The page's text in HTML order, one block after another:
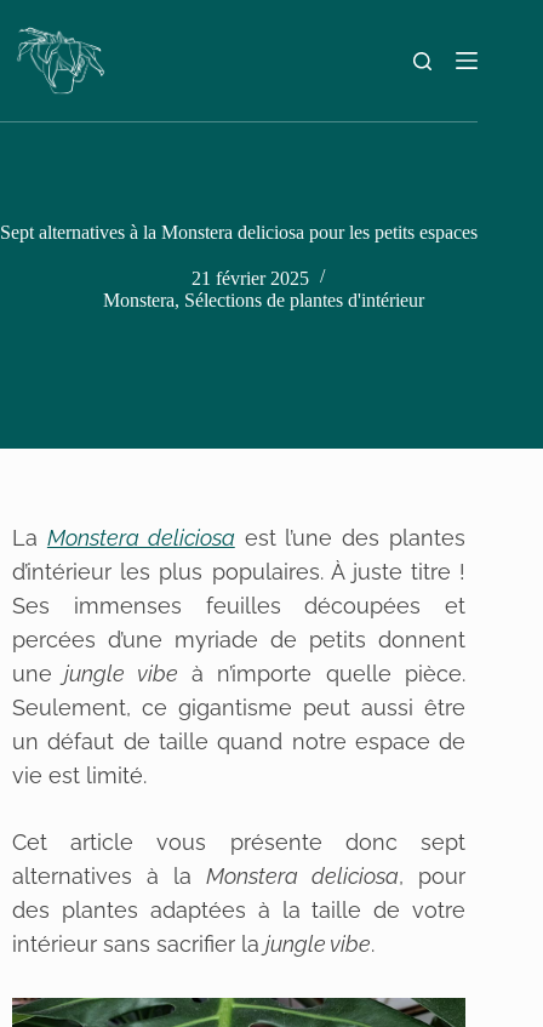
Sept alternatives à la Monstera deliciosa pour les petits espaces
21 février 2025
Monstera, Sélections de plantes d'intérieur
La Monstera deliciosaest l’une des plantes
d’intérieur les plus populaires. À juste titre !
Ses immenses feuilles découpées et
percées d’une myriade de petits donnent
une jungle vibe à n’importe quelle pièce.
Seulement, ce gigantisme peut aussi être
un défaut de taille quand notre espace de
vie est limité.
Cet article vous présente donc sept
alternatives à laMonstera deliciosa, pour
des plantes adaptées à la taille de votre
intérieur sans sacrifier la jungle vibe.